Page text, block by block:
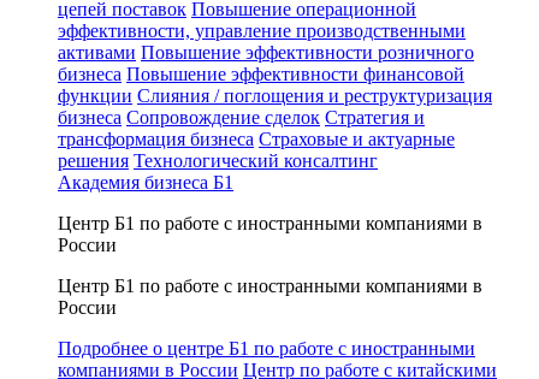
цепей поставок Повышение операционной
эффективности, управление производственными
активами Повышение эффективности розничного
бизнеса Повышение эффективности финансовой
функции Слияния / поглощения и реструктуризация
бизнеса Сопровождение сделок Стратегия и
трансформация бизнеса Страховые и актуарные
решения Технологический консалтинг
Академия бизнеса Б1
Центр Б1 по работе с иностранными компаниями в
России
Центр Б1 по работе с иностранными компаниями в
России
Подробнее о центре Б1 по работе с иностранными
компаниями в России Центр по работе с китайскими